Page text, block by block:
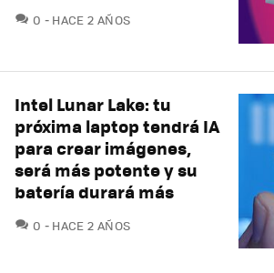
0 COMENTARIOS
HACE 2 AÑOS
Intel Lunar Lake: tu
próxima laptop tendrá IA
para crear imágenes,
será más potente y su
batería durará más
0 COMENTARIOS
HACE 2 AÑOS